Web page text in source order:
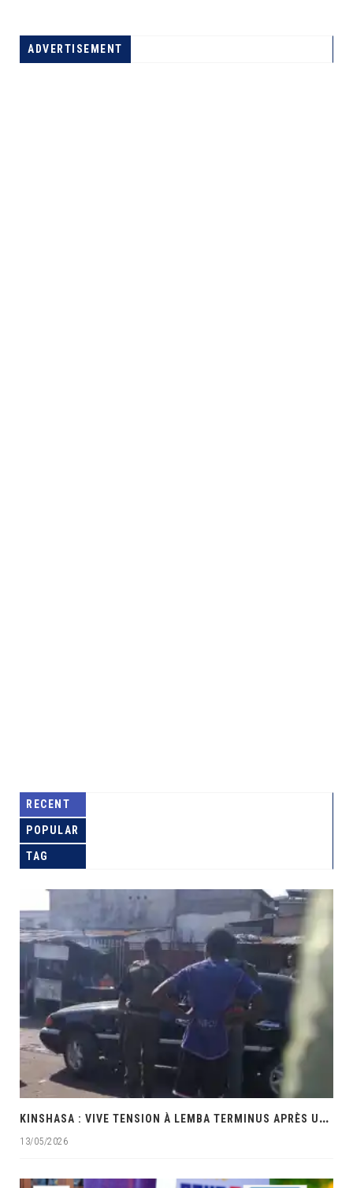
ADVERTISEMENT
RECENT
POPULAR
TAG
K
INSHASA : VIVE TENSION À LEMBA TERMINUS APRÈS UNE INTERVENTION MUSCLÉE DES PRÉSUMÉS POLICIERS
13/05/2026